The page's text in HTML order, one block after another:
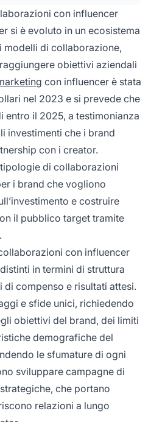
Ogni tipologia
di marketing e
con influencer
si è evoluto in un ecosistema
di collaborazione,
obiettivi aziendali
con influencer è stata
nel 2023 e si prevede che
entro il 2025, a testimonianza
investimenti che i brand
con i creator.
di collaborazioni
i brand che vogliono
e costruire
il pubblico target tramite
con influencer
in termini di struttura
compenso e risultati attesi.
e sfide unici, richiedendo
obiettivi del brand, dei limiti
demografiche del
le sfumature di ogni
sviluppare campagne di
che portano
relazioni a lungo